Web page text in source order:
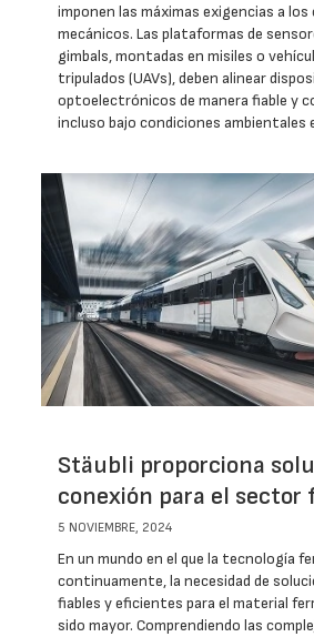
imponen las máximas exigencias a
mecánicos. Las plataformas de
gimbals, montadas en misiles o
tripulados (UAVs), deben alinear
optoelectrónicos de manera fiable y
incluso bajo condiciones ambientales
Stäubli proporciona
conexión para el sector
5 NOVIEMBRE, 2024
En un mundo en el que la tecnología
continuamente, la necesidad de
fiables y eficientes para el material
sido mayor. Comprendiendo las